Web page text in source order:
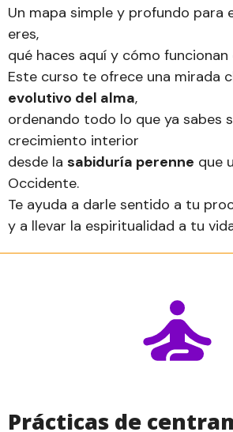
Un mapa simple y profundo para
eres,
qué haces aquí y cómo funcionan
Este curso te ofrece una mirada
evolutivo del alma,
ordenando todo lo que ya sabes
crecimiento interior
desde la sabiduría perenne que
Occidente.
Te ayuda a darle sentido a tu
y a llevar la espiritualidad a tu
Prácticas de